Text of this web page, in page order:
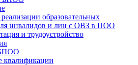
образовательных
инвалидов и лиц с ОВЗ в ПОО
и трудоустройство